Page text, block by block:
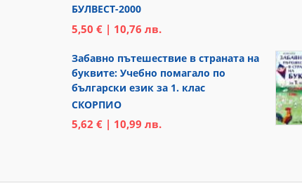
БУЛВЕСТ-2000
5,50 € | 10,76 лв.
Забавно пътешествие в страната на
буквите: Учебно помагало по
български език за 1. клас
СКОРПИО
5,62 € | 10,99 лв.